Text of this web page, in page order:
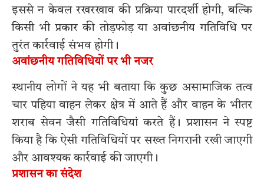
इससे न केवल रखरखाव की प्रक्रिया पारदर्शी होगी, बल्कि
किसी भी प्रकार की तोड़फोड़ या अवांछनीय गतिविधि पर
तुरंत कार्रवाई संभव होगी।
अवांछनीय गतिविधियों पर भी नजर
स्थानीय लोगों ने यह भी बताया कि कुछ असामाजिक तत्व
चार पहिया वाहन लेकर क्षेत्र में आते हैं और वाहन के भीतर
शराब सेवन जैसी गतिविधियां करते हैं। प्रशासन ने स्पष्ट
किया है कि ऐसी गतिविधियों पर सख्त निगरानी रखी जाएगी
और आवश्यक कार्रवाई की जाएगी।
प्रशासन का संदेश